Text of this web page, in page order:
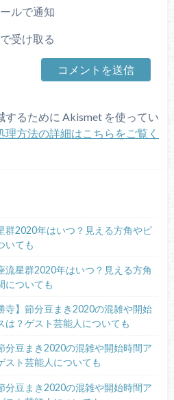
ルで通知
受け取る
するために Akismet を使ってい
理方法の詳細はこちらをご覧く
群2020年はいつ？見える方角やピ
いても
流星群2020年はいつ？見える方角
についても
寺】節分豆まき2020の混雑や開始
は？ゲスト芸能人についても
分豆まき2020の混雑や開始時間ア
スト芸能人についても
分豆まき2020の混雑や開始時間ア